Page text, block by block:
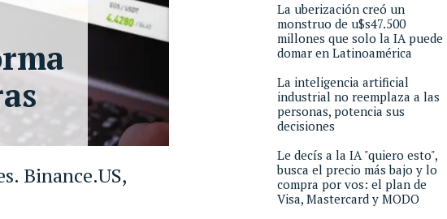
Binance.US,
La uberización creó un
monstruo de u$s47.500
millones que solo la IA puede
domar en Latinoamérica
La inteligencia artificial
industrial no reemplaza a las
personas, potencia sus
decisiones
Le decís a la IA "quiero esto",
busca el precio más bajo y lo
compra por vos: el plan de
Visa, Mastercard y MODO